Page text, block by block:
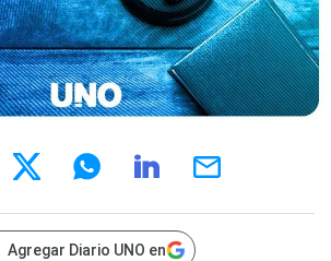
Agregar Diario UNO en